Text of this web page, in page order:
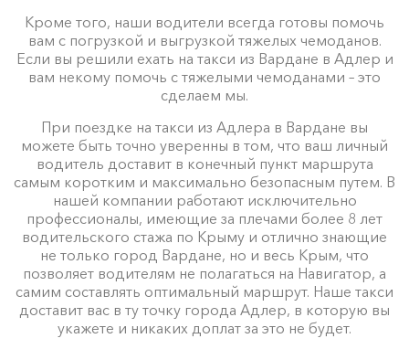
Кроме того, наши водители всегда готовы помочь
вам с погрузкой и выгрузкой тяжелых чемоданов.
Если вы решили ехать на такси из Вардане в Адлер и
вам некому помочь с тяжелыми чемоданами – это
сделаем мы.
При поездке на такси из Адлера в Вардане вы
можете быть точно уверенны в том, что ваш личный
водитель доставит в конечный пункт маршрута
самым коротким и максимально безопасным путем. В
нашей компании работают исключительно
профессионалы, имеющие за плечами более 8 лет
водительского стажа по Крыму и отлично знающие
не только город Вардане, но и весь Крым, что
позволяет водителям не полагаться на Навигатор, а
самим составлять оптимальный маршрут. Наше такси
доставит вас в ту точку города Адлер, в которую вы
укажете и никаких доплат за это не будет.